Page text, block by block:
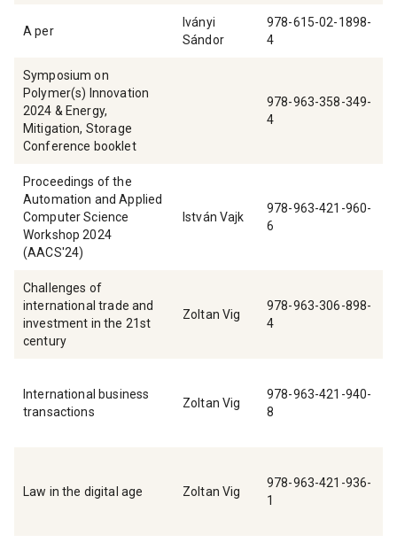
A per
Iványi
Sándor
978-615-02-1898-
4
Symposium on
Polymer(s) Innovation
2024 & Energy,
Mitigation, Storage
Conference booklet
978-963-358-349-
4
Proceedings of the
Automation and Applied
Computer Science
Workshop 2024
(AACS'24)
István Vajk
978-963-421-960-
6
Challenges of
international trade and
investment in the 21st
century
Zoltan Vig
978-963-306-898-
4
International business
transactions
Zoltan Vig
978-963-421-940-
8
Law in the digital age Zoltan Vig
978-963-421-936-
1